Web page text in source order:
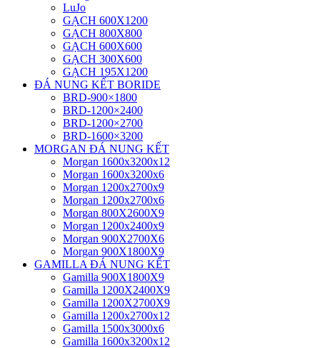
LuJo
GẠCH 600X1200
GẠCH 800X800
GẠCH 600X600
GẠCH 300X600
GẠCH 195X1200
ĐÁ NUNG KẾT BORIDE
BRD-900×1800
BRD-1200×2400
BRD-1200×2700
BRD-1600×3200
MORGAN ĐÁ NUNG KẾT
Morgan 1600x3200x12
Morgan 1600x3200x6
Morgan 1200x2700x9
Morgan 1200x2700x6
Morgan 800X2600X9
Morgan 1200x2400x9
Morgan 900X2700X6
Morgan 900X1800X9
GAMILLA ĐÁ NUNG KẾT
Gamilla 900X1800X9
Gamilla 1200X2400X9
Gamilla 1200X2700X9
Gamilla 1200x2700x12
Gamilla 1500x3000x6
Gamilla 1600x3200x12